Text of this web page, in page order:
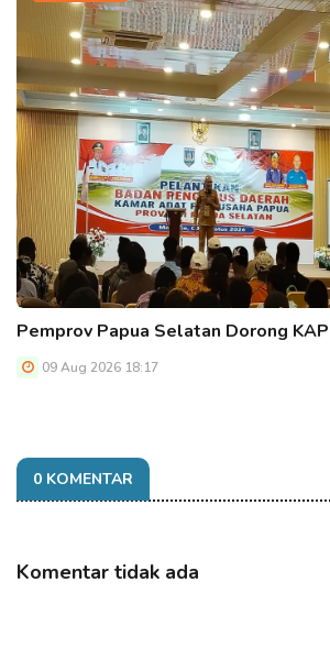
Pemprov Papua Selatan Dorong
09 Aug 2026 18:17
0 KOMENTAR
Komentar tidak ada